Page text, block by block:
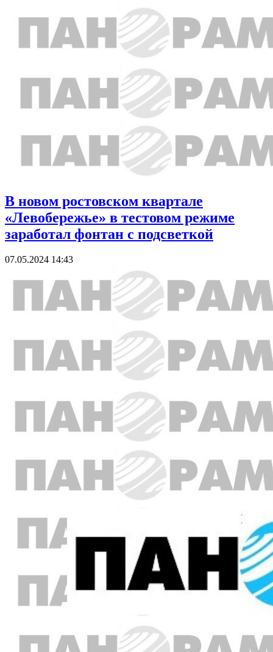
В новом ростовском квартале
«Левобережье» в тестовом режиме
заработал фонтан с подсветкой
07.05.2024 14:43